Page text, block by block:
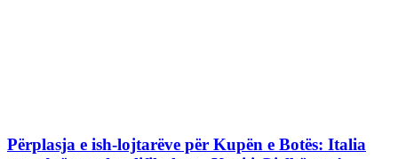
Përplasja e ish-lojtarëve për Kupën e Botës: Italia